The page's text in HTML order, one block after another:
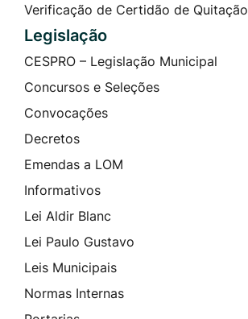
Verificação de Certidão de Quitação
Legislação
CESPRO – Legislação Municipal
Concursos e Seleções
Convocações
Decretos
Emendas a LOM
Informativos
Lei Aldir Blanc
Lei Paulo Gustavo
Leis Municipais
Normas Internas